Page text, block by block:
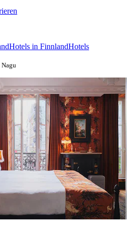
Hotels in FinnlandHotels